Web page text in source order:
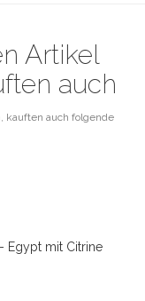
Artikel
auch
kauften auch folgende